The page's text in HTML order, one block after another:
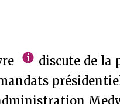
discute de la